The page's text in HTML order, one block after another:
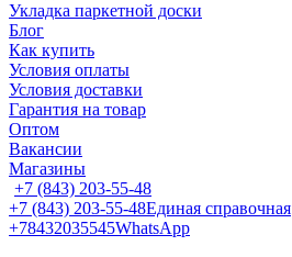
Укладка паркетной доски
Блог
Как купить
Условия оплаты
Условия доставки
Гарантия на товар
Оптом
Вакансии
Магазины
+7 (843) 203-55-48
+7 (843) 203-55-48Единая справочная
+78432035545WhatsApp